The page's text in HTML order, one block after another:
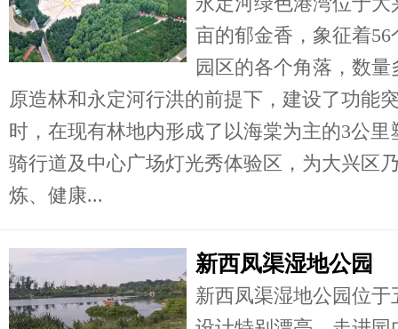
亩的郁金香，象征着
园区的各个角落，数
原造林和永定河行洪的前提下，建设了功能
时，在现有林地内形成了以海棠为主的3公
骑行道及中心广场灯光秀体验区，为大兴区
炼、健康...
新西凤渠湿地公园
新西凤渠湿地公园位